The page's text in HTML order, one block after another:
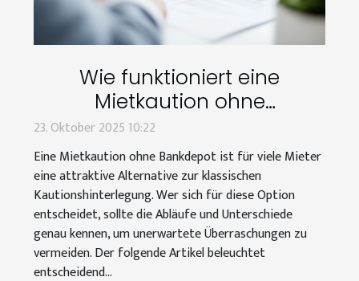
Wie funktioniert eine
Mietkaution ohne
Bankdepot?
23. Oktober 2025 10:22
Eine Mietkaution ohne Bankdepot ist für viele Mieter
eine attraktive Alternative zur klassischen
Kautionshinterlegung. Wer sich für diese Option
entscheidet, sollte die Abläufe und Unterschiede
genau kennen, um unerwartete Überraschungen zu
vermeiden. Der folgende Artikel beleuchtet
entscheidend...